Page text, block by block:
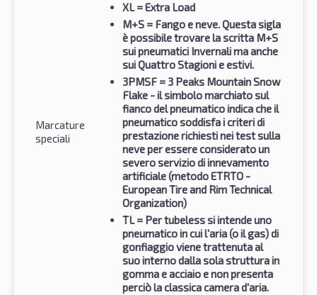
Marcature
speciali
XL= Extra Load
M+S = Fango e neve. Questa sigla
è possibile trovare la scritta M+S
sui pneumatici Invernali ma anche
sui Quattro Stagioni e estivi.
3PMSF = 3 Peaks Mountain Snow
Flake - il simbolo marchiato sul
fianco del pneumatico indica che il
pneumatico soddisfa i criteri di
prestazione richiesti nei test sulla
neve per essere considerato un
severo servizio di innevamento
artificiale (metodo ETRTO -
European Tire and Rim Technical
Organization)
TL= Per tubeless si intende uno
pneumatico in cui l'aria (o il gas) di
gonfiaggio viene trattenuta al
suo interno dalla sola struttura in
gomma e acciaio e non presenta
perciò la classica camera d'aria.